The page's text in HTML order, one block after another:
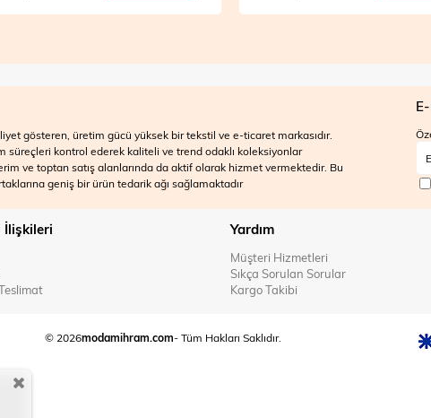
gösteren, üretim gücü yüksek bir tekstil ve e-ticaret markasıdır.
süreçleri kontrol ederek kaliteli ve trend odaklı koleksiyonlar
ve toptan satış alanlarında da aktif olarak hizmet vermektedir. Bu
geniş bir ürün tedarik ağı sağlamaktadır
İlişkileri Yardım
Müşteri Hizmetleri
Sıkça Sorulan Sorular
Kargo Takibi
© 2026modamihram.com- Tüm Hakları Saklıdır.